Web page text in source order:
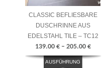
CLASSIC BEFLIESBARE
DUSCHRINNE AUS
EDELSTAHL TILE – TC12
139.00 €– 205.00 €
AUSFÜHRUNG